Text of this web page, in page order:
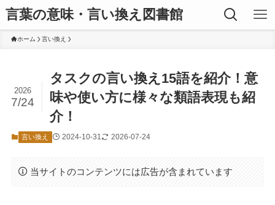
言葉の意味・言い換え図書館
ホーム 言い換え
タスクの言い換え15語を紹介！意
味や使い方に様々な類語表現も紹
介！
2026
7/24
言い換え 2024-10-31 2026-07-24
当サイトのコンテンツには広告が含まれています